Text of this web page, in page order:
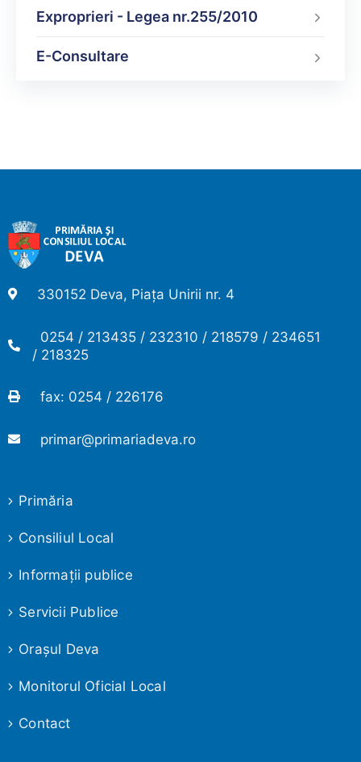
Exproprieri - Legea nr.255/2010
E-Consultare
330152 Deva, Piața Unirii nr. 4
0254 / 213435 / 232310 / 218579 / 234651
/ 218325
fax: 0254 / 226176
primar@primariadeva.ro
Primăria
Consiliul Local
Informaţii publice
Servicii Publice
Oraşul Deva
Monitorul Oficial Local
Contact